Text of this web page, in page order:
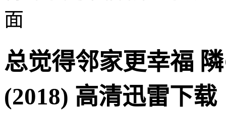
面
总觉得邻家更幸福
(2018) 高清迅雷下载